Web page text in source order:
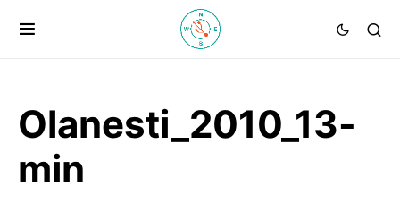
Olanesti_2010_13-
min